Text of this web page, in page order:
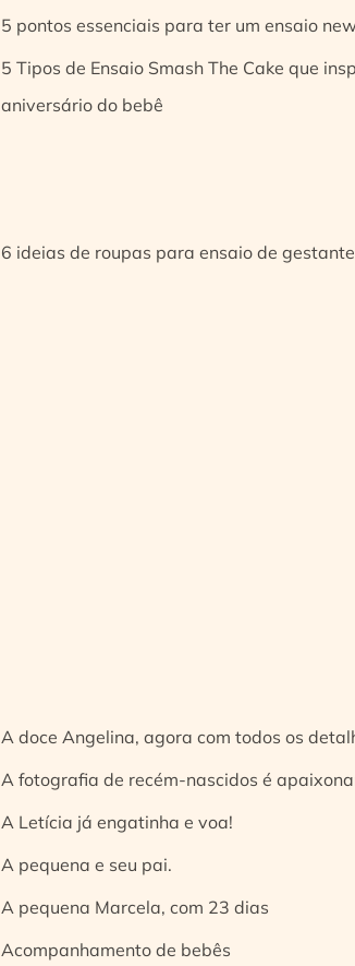
5 pontos essenciais para ter um ensaio
5 Tipos de Ensaio Smash The Cake que
aniversário do bebê
6 ideias de roupas para ensaio de gestante
A doce Angelina, agora com todos os
A fotografia de recém-nascidos é
A Letícia já engatinha e voa!
A pequena e seu pai.
A pequena Marcela, com 23 dias
Acompanhamento de bebês